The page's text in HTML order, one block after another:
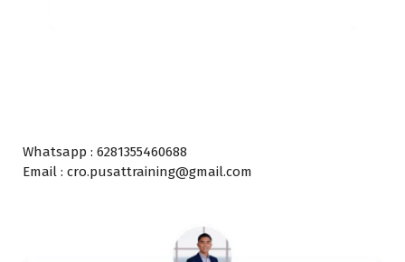
Whatsapp : 6281355460688
Email : cro.pusattraining@gmail.com